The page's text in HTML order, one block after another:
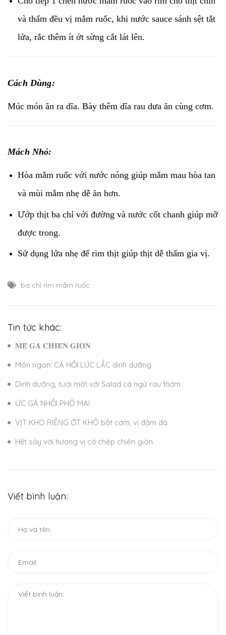
và thấm đều vị mắm ruốc, khi nước sauce sánh sệt tắt
lửa, rắc thêm ít ớt sừng cắt lát lên.
Cách Dùng:
Múc món ăn ra dĩa. Bày thêm dĩa rau dưa ăn cùng cơm.
Mách Nhỏ:
Hòa mắm ruốc với nước nóng giúp mắm mau hòa tan
và mùi mắm nhẹ dễ ăn hơn.
Ướp thịt ba chỉ với đường và nước cốt chanh giúp mỡ
được trong.
Sử dụng lửa nhẹ để rim thịt giúp thịt dễ thấm gia vị.
ba chỉ rim mắm ruốc
Tin tức khác:
𝐌𝐄̂̀ 𝐆𝐀̀ 𝐂𝐇𝐈𝐄̂𝐍 𝐆𝐈𝐎̀𝐍
Món ngon: CÁ HỒI LÚC LẮC dinh dưỡng
Dinh dưỡng, tươi mát với Salad cá ngừ rau thơm
ỨC GÀ NHỒI PHÔ MAI
VỊT KHO RIỀNG ỚT KHÔ bắt cơm, vị đậm đà
Hết sảy với hương vị cá chép chiên giòn
Viết bình luận: